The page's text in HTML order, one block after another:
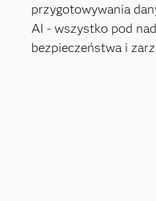
przygotowywania
AI - wszystko pod
bezpieczeństwa i